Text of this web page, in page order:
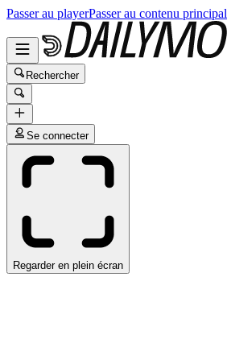
Passer au playerPasser au contenu principal
Rechercher
Se connecter
Regarder en plein écran